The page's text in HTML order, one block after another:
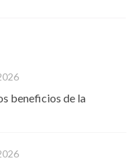
beneficios de la